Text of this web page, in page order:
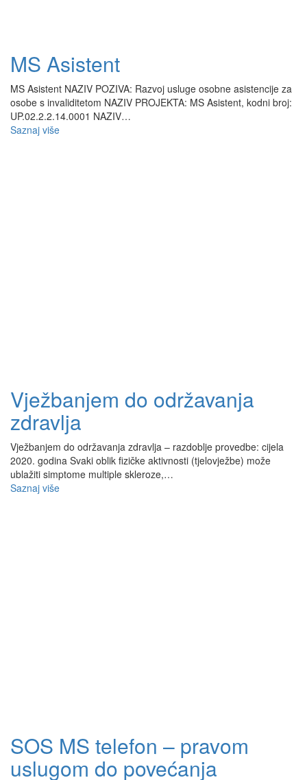
MS Asistent
MS Asistent NAZIV POZIVA: Razvoj usluge osobne asistencije za
osobe s invaliditetom NAZIV PROJEKTA: MS Asistent, kodni broj:
UP.02.2.2.14.0001 NAZIV…
Saznaj više
Vježbanjem do održavanja
zdravlja
Vježbanjem do održavanja zdravlja – razdoblje provedbe: cijela
2020. godina Svaki oblik fizičke aktivnosti (tjelovježbe) može
ublažiti simptome multiple skleroze,…
Saznaj više
SOS MS telefon – pravom
uslugom do povećanja